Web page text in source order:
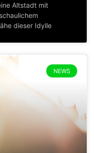
Altstadt mit
dieser Idylle
NEWS